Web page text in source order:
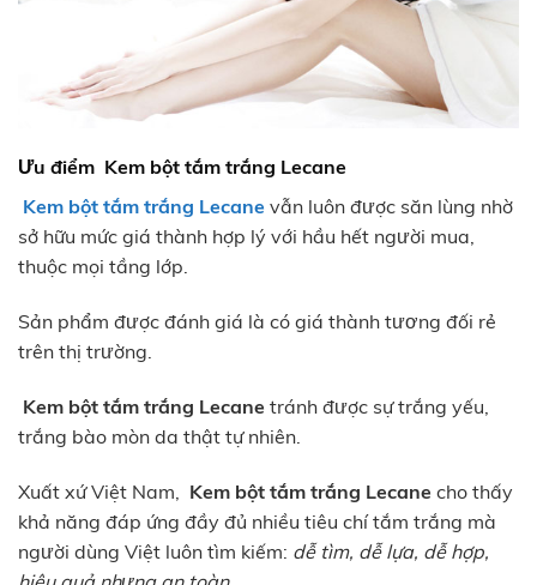
Ưu điểm Kem bột tắm trắng Lecane
Kem bột tắm trắng Lecane vẫn luôn được săn lùng nhờ
sở hữu mức giá thành hợp lý với hầu hết người mua,
thuộc mọi tầng lớp.
Sản phẩm được đánh giá là có giá thành tương đối rẻ
trên thị trường.
Kem bột tắm trắng Lecane tránh được sự trắng yếu,
trắng bào mòn da thật tự nhiên.
Xuất xứ Việt Nam, Kem bột tắm trắng Lecane cho thấy
khả năng đáp ứng đầy đủ nhiều tiêu chí tắm trắng mà
người dùng Việt luôn tìm kiếm: dễ tìm, dễ lựa, dễ hợp,